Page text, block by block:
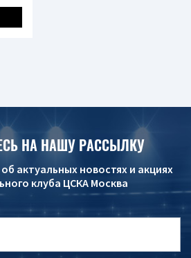
НА НАШУ РАССЫЛКУ
актуальных новостях и акциях
клуба ЦСКА Москва